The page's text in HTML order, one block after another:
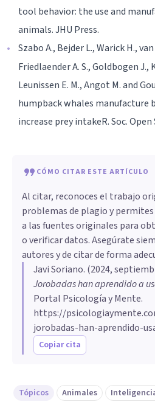
tool behavior: the use and
animals. JHU Press.
Szabo A., Bejder L., Warick H.,
Friedlaender A. S., Goldbogen J.,
Leunissen E. M., Angot M. and
humpback whales manufacture
increase prey intakeR. Soc. Open
CÓMO CITAR ESTE ARTÍCULO
Al citar, reconoces el trabajo
problemas de plagio y
a las fuentes originales para
o verificar datos. Asegúrate
autores y de citar de forma
Javi Soriano. (2024,
Jorobadas han aprendido a
Portal Psicología y Mente.
https://
jorobadas-han-aprendido-
Copiar cita
Tópicos Animales